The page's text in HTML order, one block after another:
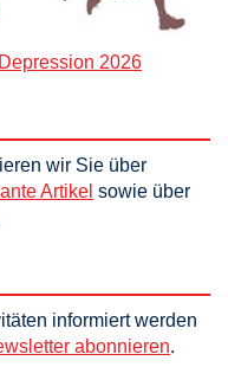
2026
wir Sie über
Artikel sowie über
informiert werden
abonnieren.